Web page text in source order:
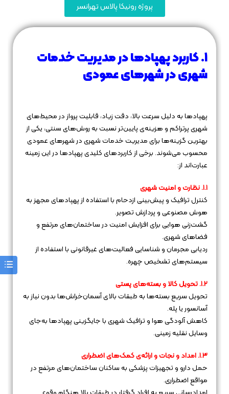
پروژه رونیکا پالاس تهرانسر
۱. کاربرد پهپادها در مدیریت خدمات
شهری در شهرهای عمودی
پهپادها به دلیل سرعت بالا، دقت زیاد، قابلیت پرواز در محیط‌های
شهری پرتراکم و هزینه‌ی پایین‌تر نسبت به روش‌های سنتی، یکی از
بهترین گزینه‌ها برای مدیریت خدمات شهری در شهرهای عمودی
محسوب می‌شوند. برخی از کاربردهای کلیدی پهپادها در این زمینه
عبارت‌اند از:
۱.۱. نظارت و امنیت شهری
کنترل ترافیک و پیش‌بینی ازدحام با استفاده از پهپادهای مجهز به
هوش مصنوعی و پردازش تصویر.
گشت‌زنی هوایی برای افزایش امنیت در ساختمان‌های مرتفع و
فضاهای شهری.
ردیابی مجرمان و شناسایی فعالیت‌های غیرقانونی با استفاده از
سیستم‌های تشخیص چهره.
۱.۲. تحویل کالا و بسته‌های پستی
تحویل سریع بسته‌ها به طبقات بالای آسمان‌خراش‌ها بدون نیاز به
آسانسور یا پله.
کاهش آلودگی هوا و ترافیک شهری با جایگزینی پهپادها به‌جای
وسایل نقلیه زمینی.
۱.۳. امداد و نجات و ارائه‌ی کمک‌های اضطراری
حمل دارو و تجهیزات پزشکی به ساکنان ساختمان‌های مرتفع در
مواقع اضطراری.